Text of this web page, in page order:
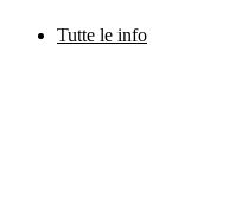
Tutte le info